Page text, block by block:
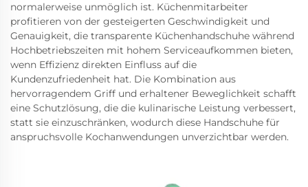
normalerweise unmöglich ist. Küchenmitarbeiter
profitieren von der gesteigerten Geschwindigkeit und
Genauigkeit, die transparente Küchenhandschuhe während
Hochbetriebszeiten mit hohem Serviceaufkommen bieten,
wenn Effizienz direkten Einfluss auf die
Kundenzufriedenheit hat. Die Kombination aus
hervorragendem Griff und erhaltener Beweglichkeit schafft
eine Schutzlösung, die die kulinarische Leistung verbessert,
statt sie einzuschränken, wodurch diese Handschuhe für
anspruchsvolle Kochanwendungen unverzichtbar werden.